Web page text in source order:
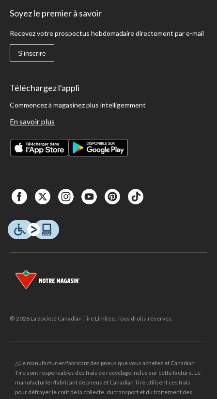
Soyez le premier à savoir
Recevez votre prospectus hebdomadaire directement par e-mail
S'inscrire
Téléchargez l'appli
Commencez à magasinez plus intelligemment
En savoir plus
© 2026 La Société Canadian Tire Limitée. Tous droits réservés.
△Le manufacturier/fabricant des pneus que vous achetez et Canadian
Tire sont responsables des frais de recyclage inclus sur cette facture. Le
manufacturier/fabricant de pneus et Canadian Tire utilisent ces frais
pour défrayer le coût de la collecte, du transport et du traitement des